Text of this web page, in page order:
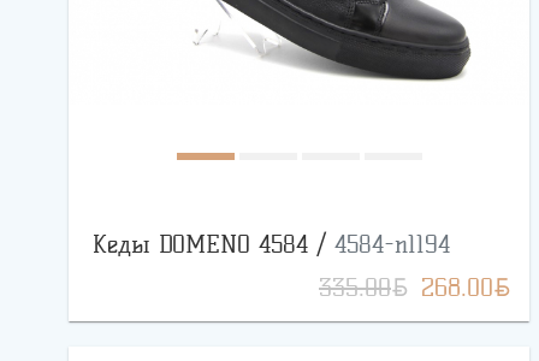
Кеды DOMENO 4584 / 4584-n1194
335.00BYN 268.00BYN